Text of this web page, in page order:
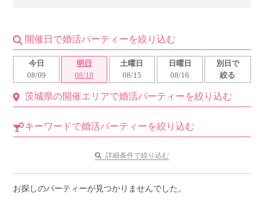
お問い合わせ
利用規約
個人情報保護方針launch
子どもの安全基準に関するポリシー launch
公式アカウントで最新情報を配信中！
開催日で婚活パーティーを絞り込む
今日
08/09
明日
08/10
土曜日
08/15
日曜日
08/16
別日で
絞る
茨城県の開催エリアで婚活パーティーを絞り込む
キーワードで婚活パーティーを絞り込む
詳細条件で絞り込む
お探しのパーティーが見つかりませんでした。